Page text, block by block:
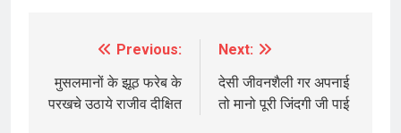
navigation
Previous:
मुसलमानों के झूठ फरेब के
परखचे उठाये राजीव दीक्षित
Next:
देसी जीवनशैली गर अपनाई
तो मानो पूरी जिंदगी जी पाई